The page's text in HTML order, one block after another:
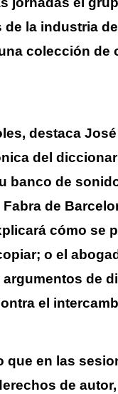
la industria
colección de
destaca
del
banco de
de
cómo se
o el
de
el
que en las
de